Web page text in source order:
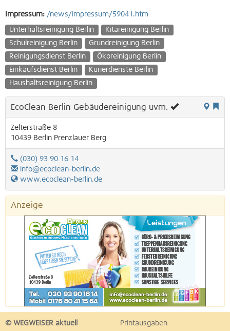
Impressum: /news/impressum/59041.htm
Unterhaltsreinigung Berlin
Kitareinigung Berlin
Schulreinigung Berlin
Grundreinigung Berlin
Reinigungsdienst Berlin
Ökoreinigung Berlin
Einkaufsdienst Berlin
Kurierdienste Berlin
Haushaltsreinigung Berlin
EcoClean Berlin Gebäudereinigung uvm.
Zelterstraße 8
10439 Berlin Prenzlauer Berg
(030) 93 90 16 14
info@ecoclean-berlin.de
www.ecoclean-berlin.de
Anzeige
© WEGWEISER aktuell Printausgaben